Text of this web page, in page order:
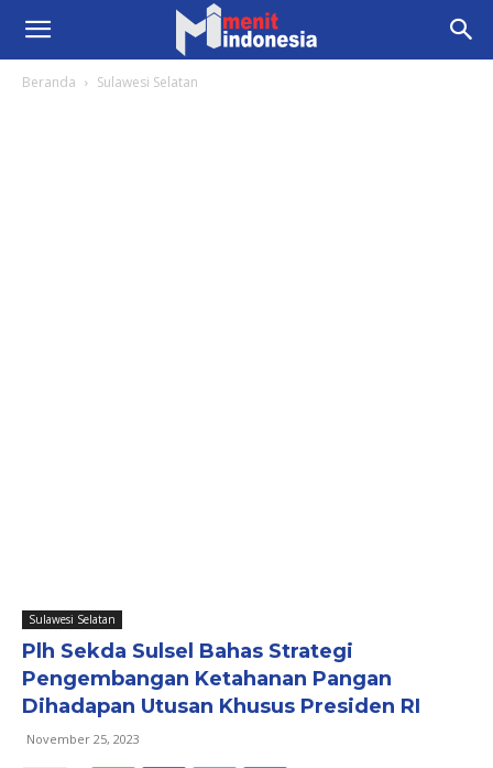
Beranda Sulawesi Selatan
Sulawesi Selatan
Plh Sekda Sulsel Bahas Strategi
Pengembangan Ketahanan Pangan
Dihadapan Utusan Khusus Presiden RI
November 25, 2023